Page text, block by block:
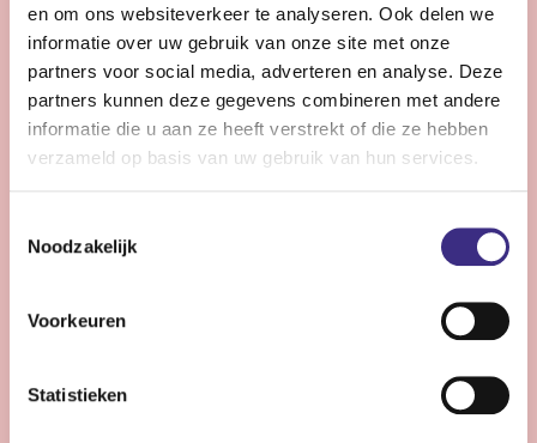
en om ons websiteverkeer te analyseren. Ook delen we
informatie over uw gebruik van onze site met onze
partners voor social media, adverteren en analyse. Deze
partners kunnen deze gegevens combineren met andere
informatie die u aan ze heeft verstrekt of die ze hebben
verzameld op basis van uw gebruik van hun services.
Noodzakelijk
Voorkeuren
Statistieken
Bekijk vacature
Coördinator zorg - Drachten
Wil jij met jouw ervaring het verschil maken voor onze
zorg te bieden? Dan is deze functie jou op het lijf